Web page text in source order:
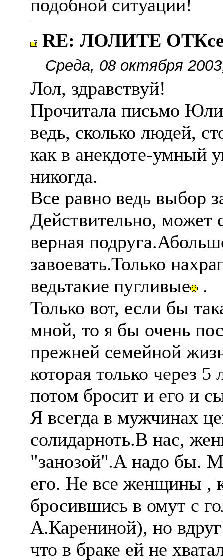
подобной ситуации!
RE: ЛОЛИТЕ
Среда, 08 октября
Лол, здравствуй!
Прочитала письмо
ведь, сколько людей,
как в анекдоте-умный
никогда.
Все равно ведь выбор
Действительно, может
верная
завоевать.Только
ведьтакие пугливые
.
Только вот, если бы
мной, то я бы очень
прежней семейной
которая только через
потом бросит и его и
Я всегда в мужчинах
солидарноть.В нас,
"занозой".А надо бы.
его. Не все женщины ,
бросившись в омут с
А.Карениной), но
что в браке ей не